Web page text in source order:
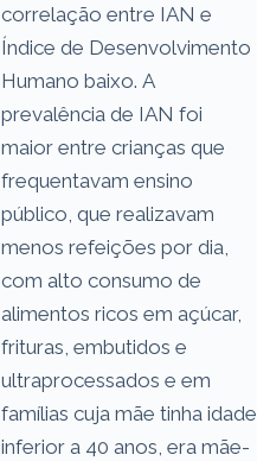
correlação entre IAN e
Índice de Desenvolvimento
Humano baixo. A
prevalência de IAN foi
maior entre crianças que
frequentavam ensino
público, que realizavam
menos refeições por dia,
com alto consumo de
alimentos ricos em açúcar,
frituras, embutidos e
ultraprocessados e em
famílias cuja mãe tinha idade
inferior a 40 anos, era mãe-